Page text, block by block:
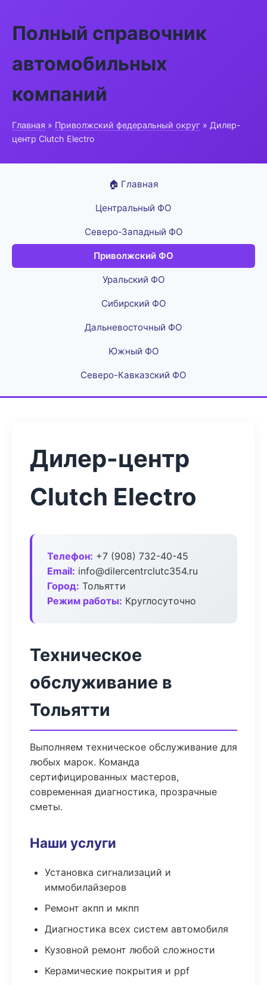
Полный справочник
автомобильных
компаний
Главная » Приволжский федеральный округ » Дилер-
центр Clutch Electro
🏠 Главная
Центральный ФО
Северо-Западный ФО
Приволжский ФО
Уральский ФО
Сибирский ФО
Дальневосточный ФО
Южный ФО
Северо-Кавказский ФО
Дилер-центр
Clutch Electro
Телефон: +7 (908) 732-40-45
Email: info@dilercentrclutc354.ru
Город: Тольятти
Режим работы: Круглосуточно
Техническое
обслуживание в
Тольятти
Выполняем техническое обслуживание для
любых марок. Команда
сертифицированных мастеров,
современная диагностика, прозрачные
сметы.
Наши услуги
Установка сигнализаций и
иммобилайзеров
Ремонт акпп и мкпп
Диагностика всех систем автомобиля
Кузовной ремонт любой сложности
Керамические покрытия и ppf